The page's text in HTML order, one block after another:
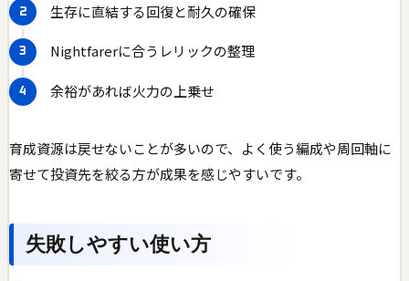
生存に直結する回復と耐久の確保
Nightfarerに合うレリックの整理
余裕があれば火力の上乗せ
育成資源は戻せないことが多いので、よく使う編成や周回軸に
寄せて投資先を絞る方が成果を感じやすいです。
失敗しやすい使い方